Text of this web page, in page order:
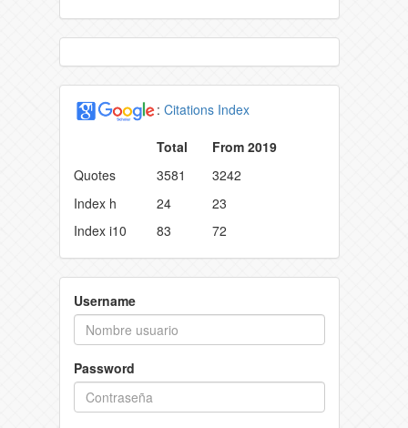
: Citations Index
Total
From 2019
Quotes
3581
3242
Index h
24
23
Index i10
83 72
Username
Password